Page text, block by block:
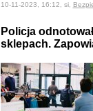
10-11-2023, 16:12, si,
Policja
sklepach.